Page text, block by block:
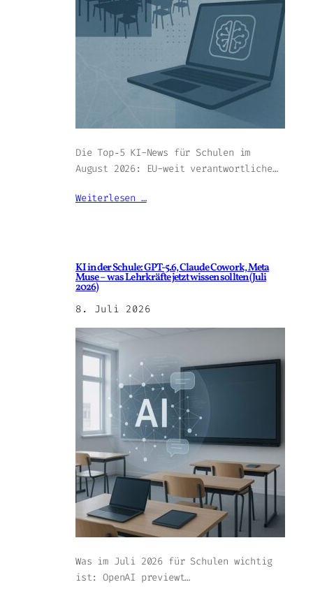
Die Top‑5 KI-News für Schulen im
August 2026: EU-weit verantwortliche…
Weiterlesen …
KI in der Schule: GPT-5.6, Claude Cowork, Meta
Muse – was Lehrkräfte jetzt wissen sollten (Juli
2026)
8. Juli 2026
Was im Juli 2026 für Schulen wichtig
ist: OpenAI previewt…